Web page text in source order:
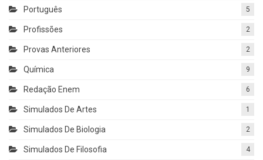
Português 5
Profissões 2
Provas Anteriores 2
Química 9
Redação Enem 6
Simulados De Artes 1
Simulados De Biologia 2
Simulados De Filosofia 4